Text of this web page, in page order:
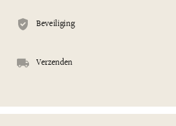
Beveiliging
Verzenden